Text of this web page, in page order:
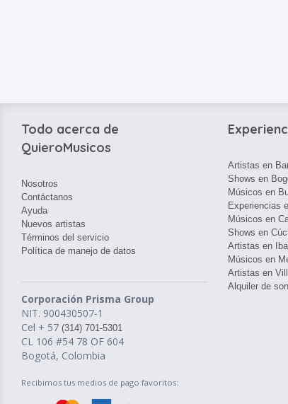
Todo acerca de
QuieroMusicos
Nosotros
Contáctanos
Ayuda
Nuevos artistas
Términos del servicio
Política de manejo de datos
Corporación Prisma Group
NIT. 900430507-1
Cel + 57 (314) 701-5301
CL 106 #54 78 OF 604
Bogotá, Colombia
Recibimos tus medios de pago favoritos:
Artistas en
Shows en
Músicos en
Experiencias
Músicos en
Shows en
Artistas en
Músicos en
Artistas en
Alquiler de